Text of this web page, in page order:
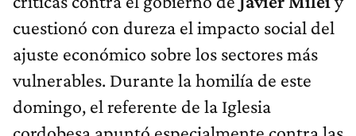
cuestionó con dureza el impacto social del
ajuste económico sobre los sectores más
vulnerables. Durante la homilía de este
domingo, el referente de la Iglesia